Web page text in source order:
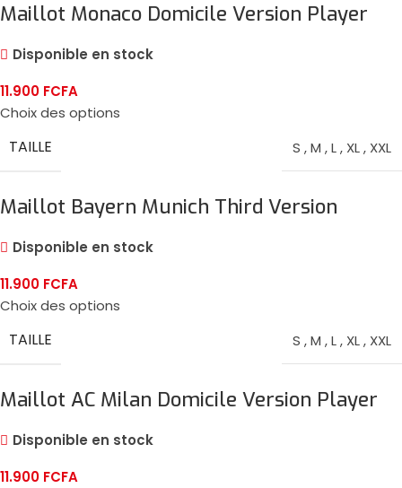
Maillot Monaco Domicile Version Player
2024/25
Disponible en stock
11.900 FCFA
Choix des options
TAILLE S ,M ,L, XL, XXL
Maillot Bayern Munich Third Version
Player 2024/25
Disponible en stock
11.900 FCFA
Choix des options
TAILLE S ,M ,L, XL, XXL
Maillot AC Milan Domicile Version Player
2024/25
Disponible en stock
11.900 FCFA